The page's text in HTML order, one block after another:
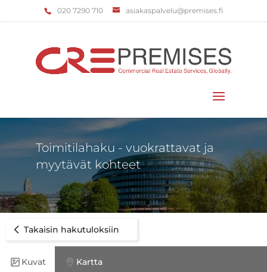
‌020 7290 710 asiakaspalvelu@premises.fi
Toimitilahaku - vuokrattavat ja
myytävät kohteet
Takaisin hakutuloksiin
Kuvat Kartta